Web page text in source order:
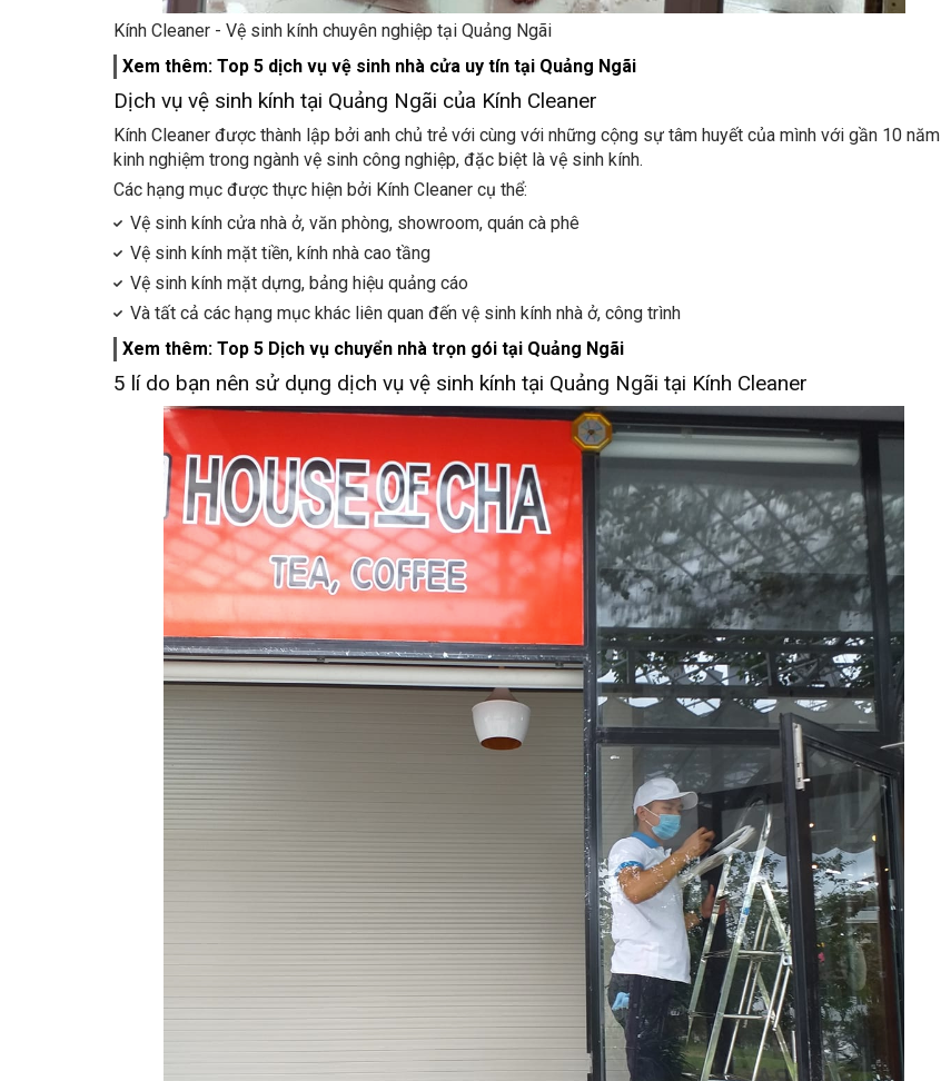
Kính Cleaner - Vệ sinh kính chuyên nghiệp tại Quảng Ngãi
Xem thêm: Top 5 dịch vụ vệ sinh nhà cửa uy tín tại Quảng Ngãi
Dịch vụ vệ sinh kính tại Quảng Ngãi của Kính Cleaner
Kính Cleaner được thành lập bởi anh chủ trẻ với cùng với những cộng sự tâm huyết của mình với gần 10 năm
kinh nghiệm trong ngành vệ sinh công nghiệp, đặc biệt là vệ sinh kính.
Các hạng mục được thực hiện bởi Kính Cleaner cụ thể:
Vệ sinh kính cửa nhà ở, văn phòng, showroom, quán cà phê
Vệ sinh kính mặt tiền, kính nhà cao tầng
Vệ sinh kính mặt dựng, bảng hiệu quảng cáo
Và tất cả các hạng mục khác liên quan đến vệ sinh kính nhà ở, công trình
Xem thêm: Top 5 Dịch vụ chuyển nhà trọn gói tại Quảng Ngãi
5 lí do bạn nên sử dụng dịch vụ vệ sinh kính tại Quảng Ngãi tại Kính Cleaner